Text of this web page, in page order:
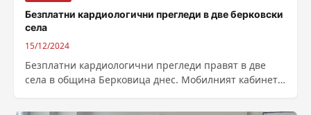
Безплатни кардиологични прегледи в две берковски
села
15/12/2024
Безплатни кардиологични прегледи правят в две
села в община Берковица днес. Мобилният кабинет